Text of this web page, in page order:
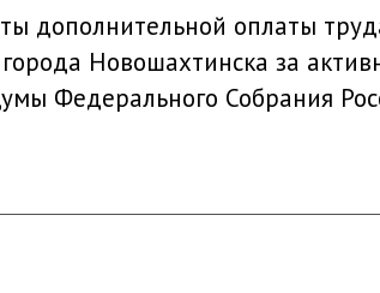
дополнительной оплаты
Новошахтинска за
Федерального Собрания